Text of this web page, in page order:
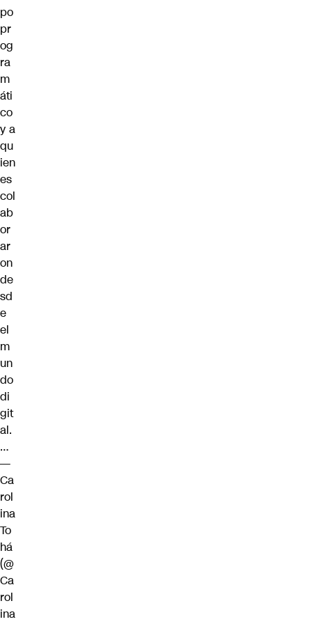
po
pr
og
ra
m
áti
co
y a
qu
ien
es
col
ab
or
ar
on
de
sd
e
el
m
un
do
di
git
al.
…
—
Ca
rol
ina
To
há
(@
Ca
rol
ina